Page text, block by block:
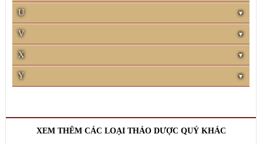
U
V
X
Y
XEM THÊM CÁC LOẠI THẢO DƯỢC QUÝ KHÁC